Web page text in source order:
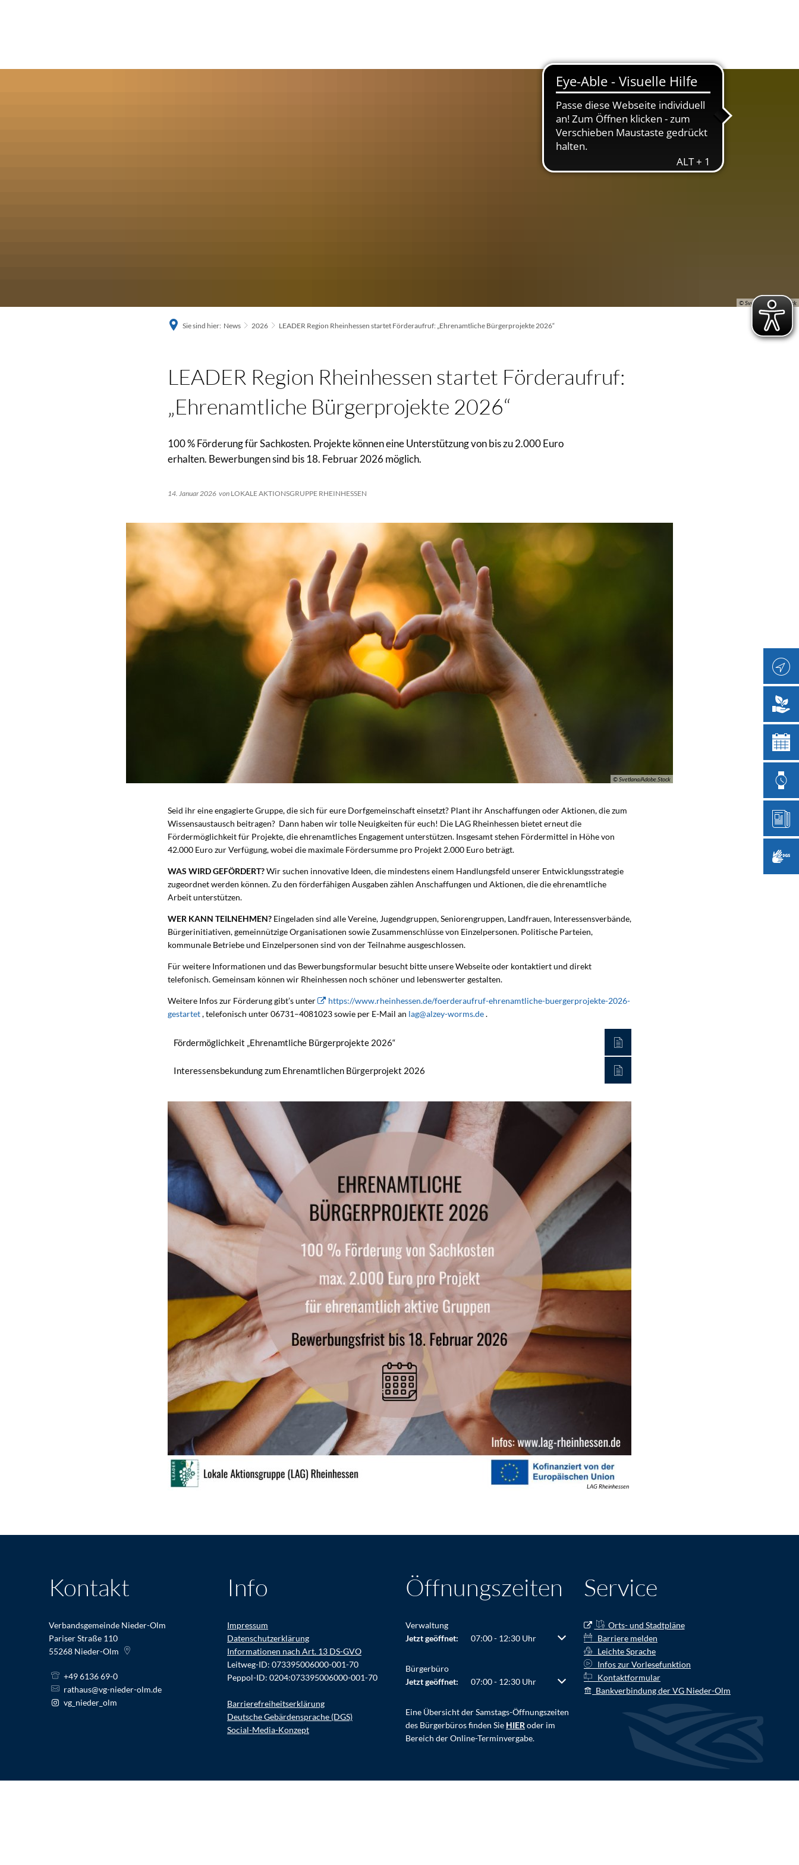
© Svetlana/Adobe.Stock
Sie sind hier: News 2026 LEADER Region Rheinhessen startet Förderaufruf: „Ehrenamtliche Bürgerprojekte 2026“
LEADER Region Rheinhessen startet Förderaufruf:
„Ehrenamtliche Bürgerprojekte 2026“
100 % Förderung für Sachkosten. Projekte können eine Unterstützung von bis zu 2.000 Euro
erhalten. Bewerbungen sind bis 18. Februar 2026 möglich.
14. Januar 2026 von LOKALE AKTIONSGRUPPE RHEINHESSEN
© Svetlana/Adobe.Stock
Seid ihr eine engagierte Gruppe, die sich für eure Dorfgemeinschaft einsetzt? Plant ihr Anschaffungen oder Aktionen, die zum
Wissensaustausch beitragen? Dann haben wir tolle Neuigkeiten für euch! Die LAG Rheinhessen bietet erneut die
Fördermöglichkeit für Projekte, die ehrenamtliches Engagement unterstützen. Insgesamt stehen Fördermittel in Höhe von
42.000 Euro zur Verfügung, wobei die maximale Fördersumme pro Projekt 2.000 Euro beträgt.
WAS WIRD GEFÖRDERT?Wir suchen innovative Ideen, die mindestens einem Handlungsfeld unserer Entwicklungsstrategie
zugeordnet werden können. Zu den förderfähigen Ausgaben zählen Anschaffungen und Aktionen, die die ehrenamtliche
Arbeit unterstützen.
WER KANN TEILNEHMEN? Eingeladen sind alle Vereine, Jugendgruppen, Seniorengruppen, Landfrauen, Interessensverbände,
Bürgerinitiativen, gemeinnützige Organisationen sowie Zusammenschlüsse von Einzelpersonen. Politische Parteien,
kommunale Betriebe und Einzelpersonen sind von der Teilnahme ausgeschlossen.
Für weitere Informationen und das Bewerbungsformular besucht bitte unsere Webseite oder kontaktiert und direkt
telefonisch. Gemeinsam können wir Rheinhessen noch schöner und lebenswerter gestalten.
Weitere Infos zur Förderung gibt’s unter
https://www.rheinhessen.de/foerderaufruf-ehrenamtliche-buergerprojekte-2026-
gestartet, telefonisch unter 06731–4081023 sowie per E-Mail an lag@alzey-worms.de.
Fördermöglichkeit „Ehrenamtliche Bürgerprojekte 2026“
Interessensbekundung zum Ehrenamtlichen Bürgerprojekt 2026
LAG Rheinhessen
Kontakt
Verbandsgemeinde Nieder-Olm
Pariser Straße 110
55268 Nieder-Olm
+49 6136 69-0
rathaus@vg-nieder-olm.de
vg_nieder_olm
Info
Impressum
Datenschutzerklärung
Informationen nach Art. 13 DS-GVO
Leitweg-ID: 073395006000-001-70
Peppol-ID: 0204:073395006000-001-70
Barrierefreiheitserklärung
Deutsche Gebärdensprache (DGS)
Social-Media-Konzept
Öffnungszeiten
Verwaltung
Klicken, um weitere Öffnungs- oder Schließzeiten auszublenden
Jetzt geöffnet: 07:00- 12:30 Uhr Von 07:00 bis 12:30 Uhr
Bürgerbüro
Klicken, um weitere Öffnungs- oder Schließzeiten auszublenden
Jetzt geöffnet: 07:00- 12:30 Uhr Von 07:00 bis 12:30 Uhr
Eine Übersicht der Samstags-Öffnungszeiten
des Bürgerbüros finden Sie HIER oder im
Bereich der Online-Terminvergabe.
Service
Orts- und Stadtpläne
Barriere melden
Leichte Sprache
Infos zur Vorlesefunktion
Kontaktformular
Bankverbindung der VG Nieder-Olm